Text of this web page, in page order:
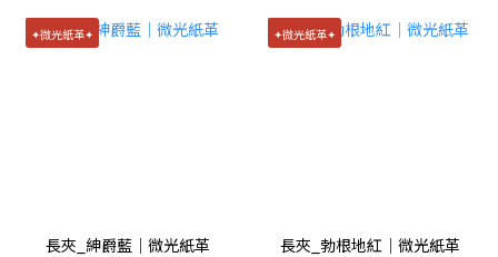
✦微光紙革✦
長夾_紳爵藍｜微光紙革
✦微光紙革✦
長夾_勃根地紅｜微光紙革